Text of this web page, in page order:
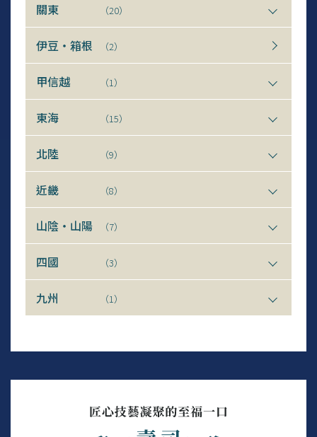
關東 （20）
伊豆・箱根 （2）
甲信越 （1）
東海 （15）
北陸 （9）
近畿 （8）
山陰・山陽 （7）
四國 （3）
九州 （1）